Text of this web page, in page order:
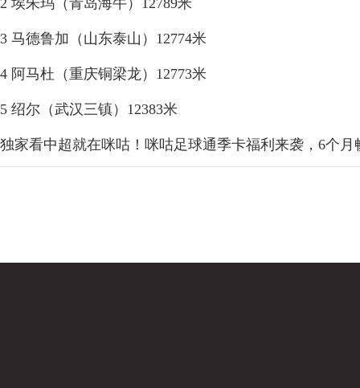
2 埃朱玛（青岛海牛）12789米
3 马德鲁加（山东泰山）12774米
4 阿马杜（重庆铜梁龙）12773米
5 绍尔（武汉三镇）12383米
独家看中超就在咪咕！咪咕足球通季卡福利来袭，6个